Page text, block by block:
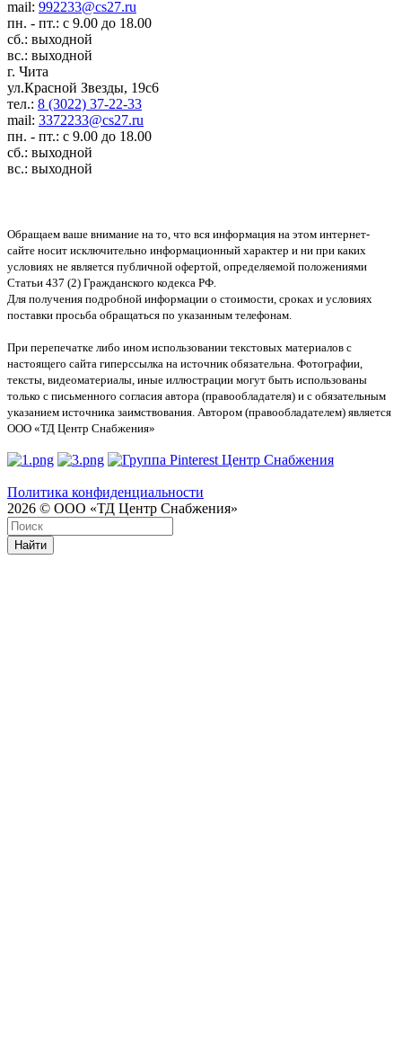
mail: 992233@cs27.ru
пн. - пт.: с 9.00 до 18.00
сб.: выходной
вс.: выходной
г. Чита
ул.Красной Звезды, 19с6
тел.: 8 (3022) 37-22-33
mail: 3372233@cs27.ru
пн. - пт.: с 9.00 до 18.00
сб.: выходной
вс.: выходной
Обращаем ваше внимание на то, что вся информация на этом интернет-
сайте носит исключительно информационный характер и ни при каких
условиях не является публичной офертой, определяемой положениями
Статьи 437 (2) Гражданского кодекса РФ.
Для получения подробной информации о стоимости, сроках и условиях
поставки просьба обращаться по указанным телефонам.
При перепечатке либо ином использовании текстовых материалов с
настоящего сайта гиперссылка на источник обязательна. Фотографии,
тексты, видеоматериалы, иные иллюстрации могут быть использованы
только с письменного согласия автора (правообладателя) и с обязательным
указанием источника заимствования. Автором (правообладателем) является
ООО «ТД Центр Снабжения»
Политика конфиденциальности
2026 © ООО «ТД Центр Снабжения»
Найти